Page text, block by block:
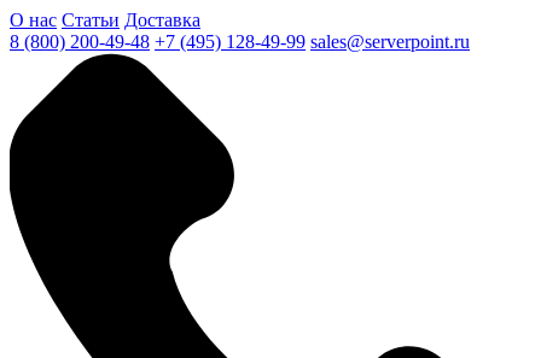
О нас Статьи Доставка
8 (800) 200-49-48 +7 (495) 128-49-99 sales@serverpoint.ru